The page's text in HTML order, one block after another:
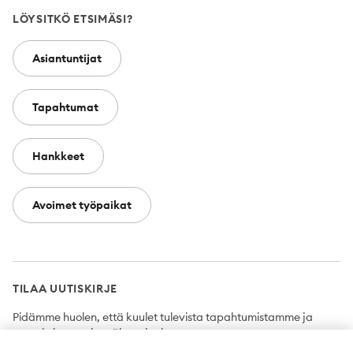
LÖYSITKÖ ETSIMÄSI?
Asiantuntijat
Tapahtumat
Hankkeet
Avoimet työpaikat
TILAA UUTISKIRJE
Pidämme huolen, että kuulet tulevista tapahtumistamme ja
uutuuksista ensimmäisten joukossa.